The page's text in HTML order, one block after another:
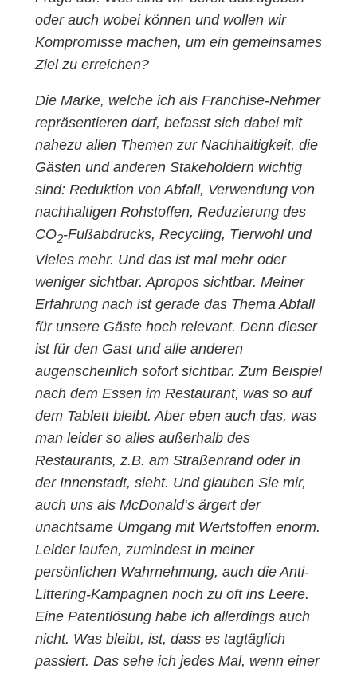
oder auch wobei können und wollen wir
Kompromisse machen, um ein gemeinsames
Ziel zu erreichen?
Die Marke, welche ich als Franchise-Nehmer
repräsentieren darf, befasst sich dabei mit
nahezu allen Themen zur Nachhaltigkeit, die
Gästen und anderen Stakeholdern wichtig
sind: Reduktion von Abfall, Verwendung von
nachhaltigen Rohstoffen, Reduzierung des
CO2-Fußabdrucks, Recycling, Tierwohl und
Vieles mehr. Und das ist mal mehr oder
weniger sichtbar. Apropos sichtbar. Meiner
Erfahrung nach ist gerade das Thema Abfall
für unsere Gäste hoch relevant. Denn dieser
ist für den Gast und alle anderen
augenscheinlich sofort sichtbar. Zum Beispiel
nach dem Essen im Restaurant, was so auf
dem Tablett bleibt. Aber eben auch das, was
man leider so alles außerhalb des
Restaurants, z.B. am Straßenrand oder in
der Innenstadt, sieht. Und glauben Sie mir,
auch uns als McDonald‘s ärgert der
unachtsame Umgang mit Wertstoffen enorm.
Leider laufen, zumindest in meiner
persönlichen Wahrnehmung, auch die Anti-
Littering-Kampagnen noch zu oft ins Leere.
Eine Patentlösung habe ich allerdings auch
nicht. Was bleibt, ist, dass es tagtäglich
passiert. Das sehe ich jedes Mal, wenn einer